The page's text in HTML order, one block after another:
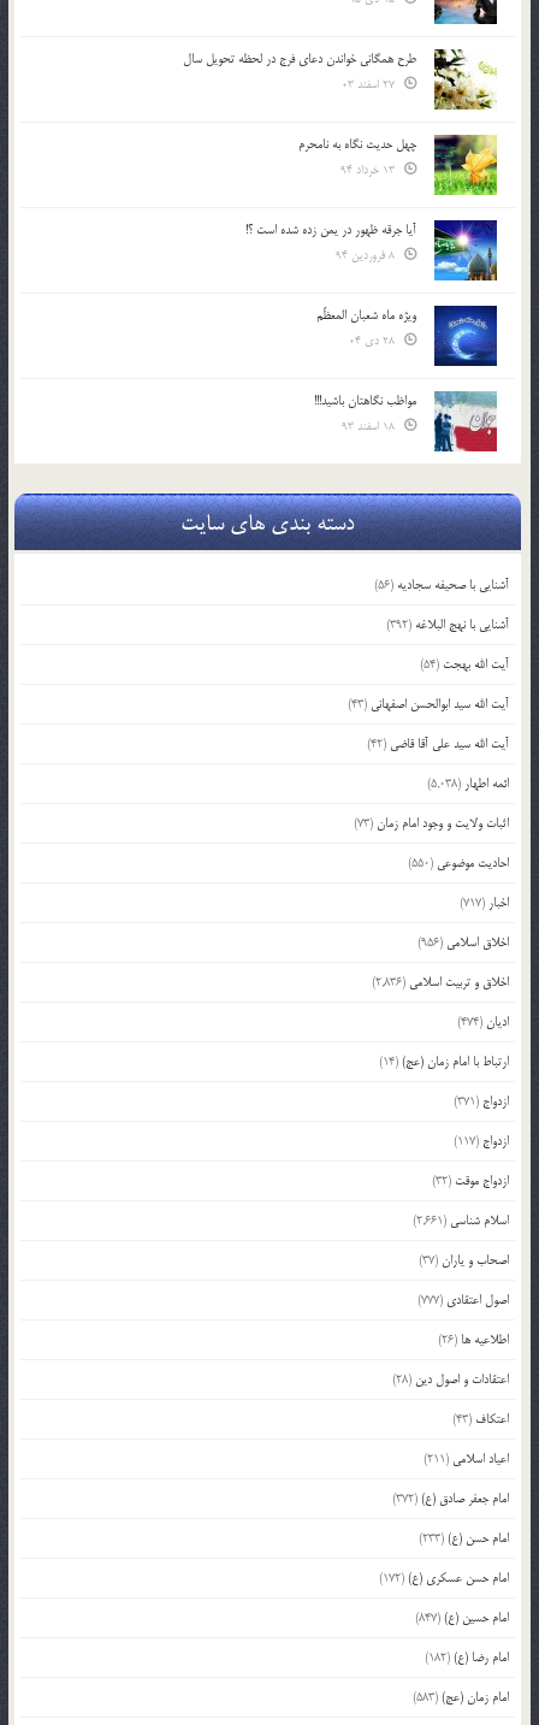
طرح همگانی خواندن دعای فرج در لحظه تحویل سال
چهل حدیث نگاه به نامحرم
آیا جرقه ظهور در یمن زده شده است ؟!
ویژه ماه شعبان المعظّم
مواظب نگاهتان باشید!!!
دسته بندی های سایت
آشنایی با صحیفه سجادیه (56)
آشنایی با نهج البلاغه (392)
آیت الله بهجت (54)
آیت الله سید ابوالحسن اصفهانی (43)
آیت الله سید علی آقا قاضی (42)
ائمه اطهار (5,038)
اثبات ولایت و وجود امام زمان(73)
احادیث موضوعی (550)
اخبار (717)
اخلاق اسلامی (956)
اخلاق و تربیت اسلامی (2,836)
ادیان(474)
ارتباط با امام زمان (عج)(14)
ازدواج (371)
ازدواج (117)
ازدواج موقت (32)
اسلام شناسی (2,661)
اصحاب و یاران(37)
اصول اعتقادی (777)
اطلاعیه ها (26)
اعتقادات و اصول دین (28)
اعتکاف (43)
اعیاد اسلامی (211)
امام جعفر صادق (ع)(372)
امام حسن (ع)(233)
امام حسن عسکری (ع)(172)
امام حسین (ع)(847)
امام رضا (ع)(182)
امام زمان (عج)(583)